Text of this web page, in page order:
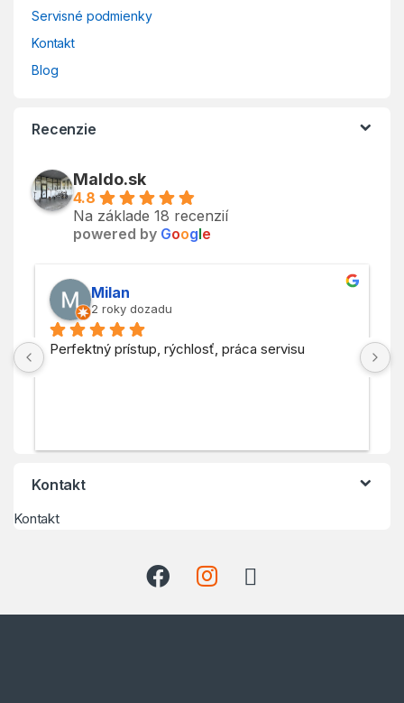
Servisné podmienky
Kontakt
Blog
Recenzie
Maldo.sk
4.8
Na základe 18 recenzií
powered by Google
Milan
2 roky dozadu
Perfektný prístup, rýchlosť, práca servisu
Kontakt
Kontakt